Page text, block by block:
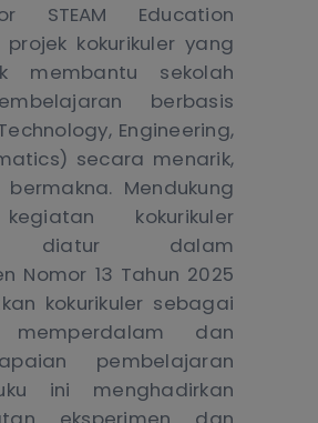
STEAM Education
kokurikuler yang
membantu sekolah
berbasis
Engineering,
secara menarik,
Mendukung
kokurikuler
diatur dalam
Nomor 13 Tahun 2025
kokurikuler sebagai
dan
pembelajaran
ini menghadirkan